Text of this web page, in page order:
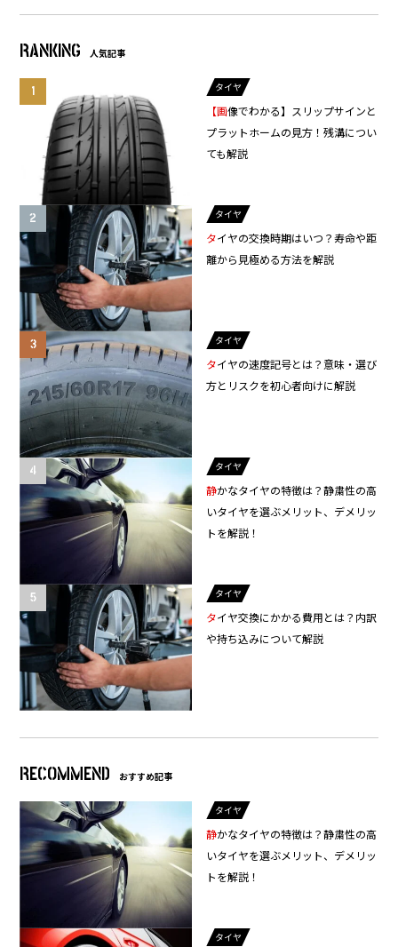
RANKING 人気記事
タイヤ
【画像でわかる】スリップサインと
プラットホームの見方！残溝につい
ても解説
タイヤ
タイヤの交換時期はいつ？寿命や距
離から見極める方法を解説
タイヤ
タイヤの速度記号とは？意味・選び
方とリスクを初心者向けに解説
タイヤ
静かなタイヤの特徴は？静粛性の高
いタイヤを選ぶメリット、デメリッ
トを解説！
タイヤ
タイヤ交換にかかる費用とは？内訳
や持ち込みについて解説
RECOMMEND おすすめ記事
タイヤ
静かなタイヤの特徴は？静粛性の高
いタイヤを選ぶメリット、デメリッ
トを解説！
タイヤ